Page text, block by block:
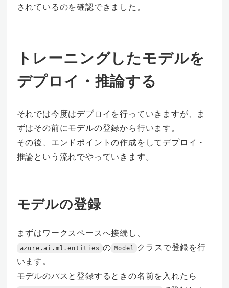
されているのを確認できました。
トレーニングしたモデルを
デプロイ・推論する
それでは今度はデプロイを行っていきますが、ま
ずはその前にモデルの登録から行います。
その後、エンドポイントの作成をしてデプロイ・
推論という流れでやっていきます。
モデルの登録
まずはワークスペースへ接続し、
azure.ai.ml.entities の Model
クラスで登録を行
います。
モデルのパスと登録するときの名前を入れたら